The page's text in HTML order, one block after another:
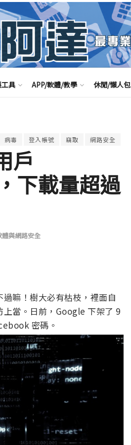
具 APP/軟體/教學 休閒/懶人包
病毒 登入帳號 竊取 網路安全
戶
下載量超過
體與網路安全
嘛！樹大必有枯枝，裡面自
當。日前，Google 下架了 9
密碼。